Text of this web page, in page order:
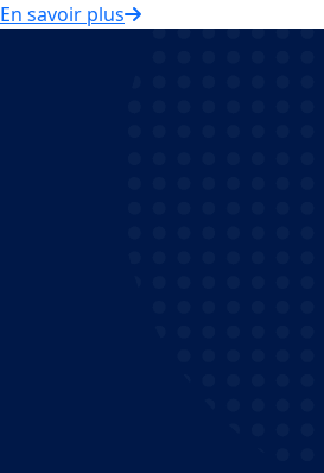
En savoir plus